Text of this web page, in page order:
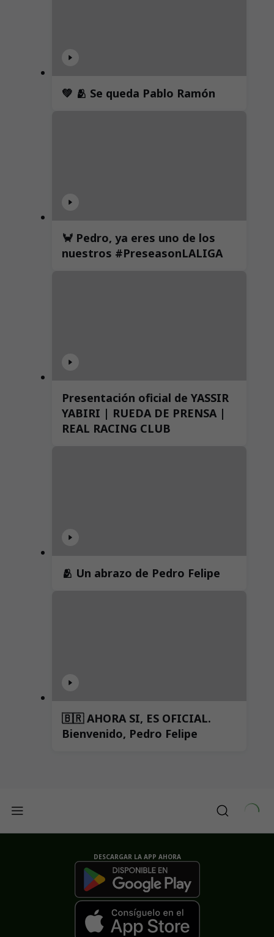
💚 🫂 Se queda Pablo Ramón
🦀 Pedro, ya eres uno de los
nuestros #PreseasonLALIGA
Presentación oficial de YASSIR
YABIRI | RUEDA DE PRENSA |
REAL RACING CLUB
🫂 Un abrazo de Pedro Felipe
🇧🇷 AHORA SI, ES OFICIAL.
Bienvenido, Pedro Felipe
DESCARGAR LA APP AHORA